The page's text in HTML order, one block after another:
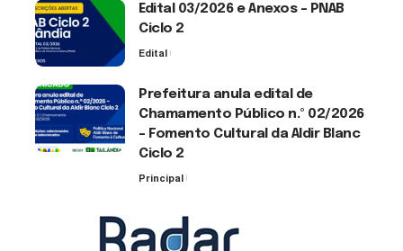
Edital 03/2026 e Anexos – PNAB
Ciclo 2
Edital
Prefeitura anula edital de
Chamamento Público n.º 02/2026
– Fomento Cultural da Aldir Blanc
Ciclo 2
Principal